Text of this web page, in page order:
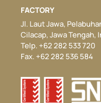
FACTORY
Jl. Laut Jawa,
Cilacap, Jawa Tengah,
Telp. +62 282 533 720
Fax. +62 282 536 584